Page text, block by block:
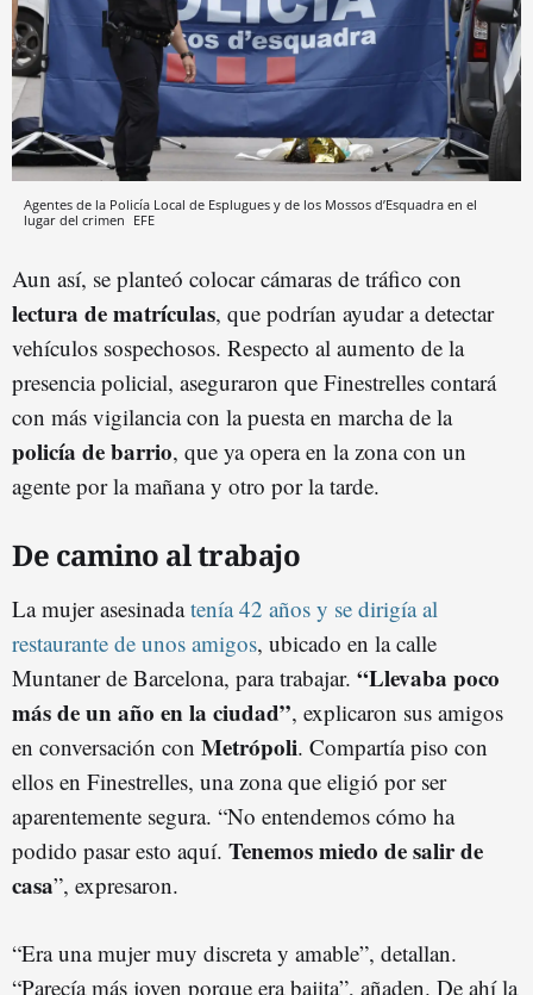
Agentes de la Policía Local de Esplugues y de los Mossos d’Esquadra en el
lugar del crimen EFE
Aun así, se planteó colocar cámaras de tráfico con
lectura de matrículas, que podrían ayudar a detectar
vehículos sospechosos. Respecto al aumento de la
presencia policial, aseguraron que Finestrelles contará
con más vigilancia con la puesta en marcha de la
policía de barrio, que ya opera en la zona con un
agente por la mañana y otro por la tarde.
De camino al trabajo
La mujer asesinadatenía 42 años y se dirigía al
restaurante de unos amigos, ubicado en la calle
Muntaner de Barcelona, para trabajar. “Llevaba poco
más de un año en la ciudad”, explicaron sus amigos
en conversación con Metrópoli. Compartía piso con
ellos en Finestrelles, una zona que eligió por ser
aparentemente segura. “No entendemos cómo ha
podido pasar esto aquí. Tenemos miedo de salir de
casa”, expresaron.
“Era una mujer muy discreta y amable”, detallan.
“Parecía más joven porque era bajita”, añaden. De ahí la